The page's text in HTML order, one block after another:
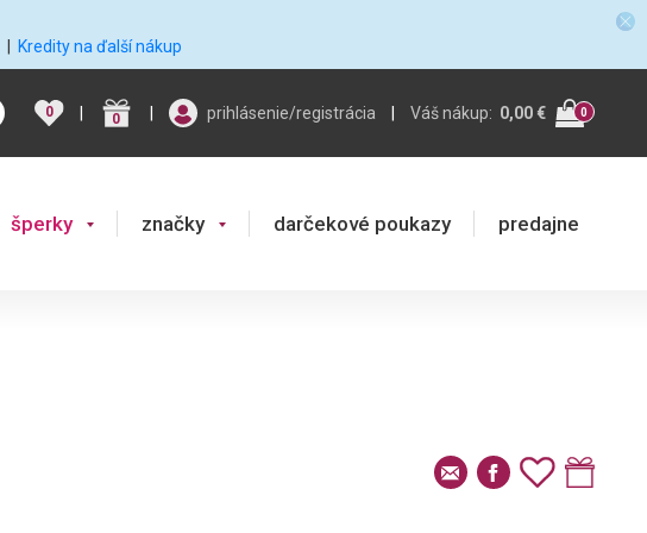
Kredity na ďalší nákup
0 | 0 | prihlásenie/registrácia | Váš nákup: 0,00 € 0
šperky značky darčekové poukazy predajne